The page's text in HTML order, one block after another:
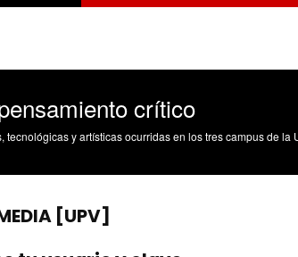
crítico
y artísticas ocurridas en los tres campus de la